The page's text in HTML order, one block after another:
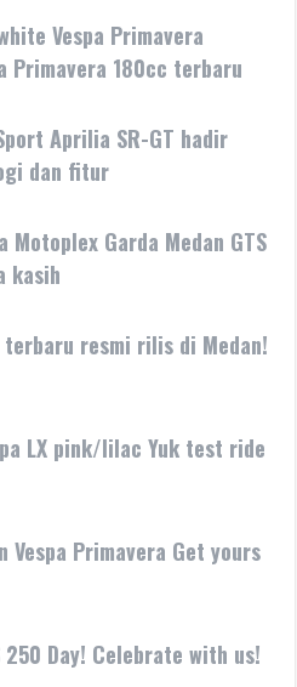
Vespa Primavera
Primavera 180cc terbaru
Aprilia SR-GT hadir
dan fitur
Motoplex Garda Medan GTS
kasih
terbaru resmi rilis di Medan!
LX pink/lilac Yuk test ride
Vespa Primavera Get yours
250 Day! Celebrate with us!